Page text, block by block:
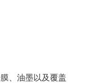
、油墨以及覆盖